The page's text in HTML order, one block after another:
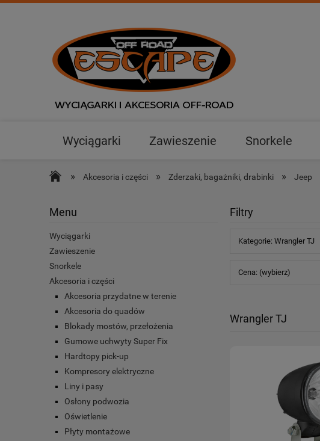
Wyciągarki Zawieszenie Snorkele
» Akcesoria i części » Zderzaki, bagażniki, drabinki » Jeep
Menu
Wyciągarki
Zawieszenie
Snorkele
Akcesoria i części
Akcesoria przydatne w terenie
Akcesoria do quadów
Blokady mostów, przełożenia
Gumowe uchwyty Super Fix
Hardtopy pick-up
Kompresory elektryczne
Liny i pasy
Osłony podwozia
Oświetlenie
Płyty montażowe
Filtry
Kategorie: Wrangler TJ
Cena: (wybierz)
Wrangler TJ